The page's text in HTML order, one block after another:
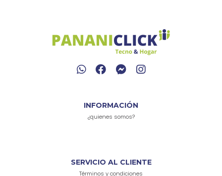
INFORMACIÓN
¿quienes somos?
SERVICIO AL CLIENTE
Términos y condiciones